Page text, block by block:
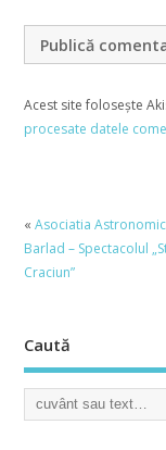
Acest site folosește
procesate datele
« Asociatia
Barlad – Spectacolul
Craciun”
Caută